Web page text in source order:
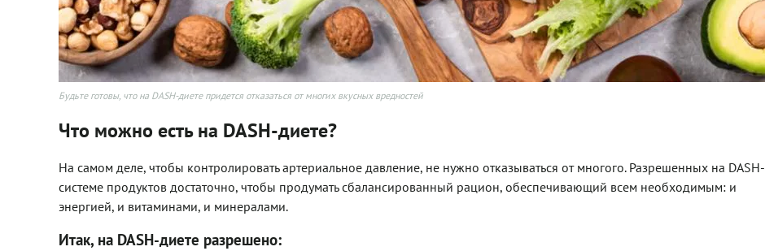
Будьте готовы, что на DASH-диете придется отказаться от многих вкусных вредностей
Что можно есть на DASH-диете?
На самом деле, чтобы контролировать артериальное давление, не нужно отказываться от многого. Разрешенных на DASH-
системе продуктов достаточно, чтобы продумать сбалансированный рацион, обеспечивающий всем необходимым: и
энергией, и витаминами, и минералами.
Итак, на DASH-диете разрешено: